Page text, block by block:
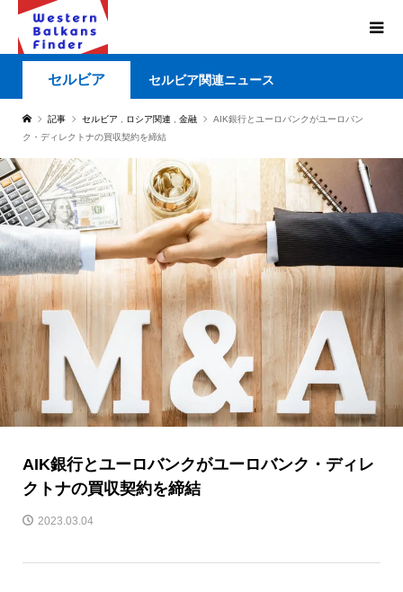
セルビア セルビア関連ニュース
記事 セルビア ロシア関連 金融
AIK銀行とユーロバンクがユーロバン
ク・ディレクトナの買収契約を締結
AIK銀行とユーロバンクがユーロバンク・ディレ
クトナの買収契約を締結
2023.03.04